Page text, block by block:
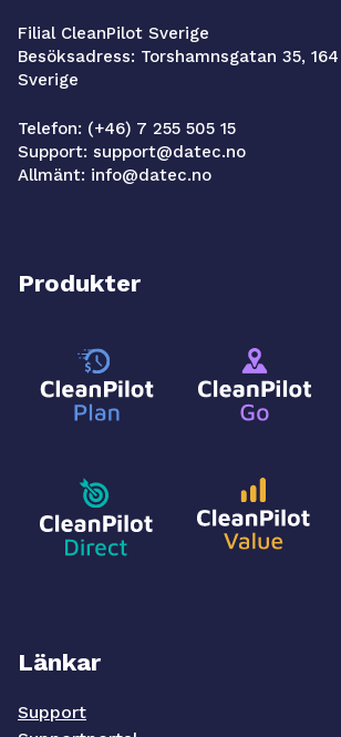
Filial CleanPilot Sverige
Besöksadress: Torshamnsgatan 35,
Sverige
Telefon: (+46) 7 255 505 15
Support: support@datec.no
Allmänt: info@datec.no
Produkter
Länkar
Support